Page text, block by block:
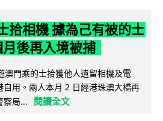
拾相機 據為己有被的士
後再入境被捕
澳門乘的士拾獲他人遺留相機及電
用。兩人本月 2 日經港珠澳大橋再
察局...
閱讀全文